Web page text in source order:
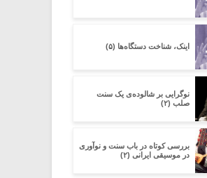
اینک، شناخت دستگاه‌ها (۵)
نوگرایی بر شالوده‌ی یک سنت
صلب (۲)
بررسی کوتاه در باب سنت و نوآوری
در موسیقی ایرانی (۲)